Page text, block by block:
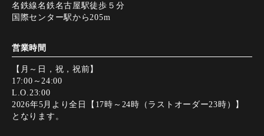
名鉄線名鉄名古屋駅徒歩５分
国際センター駅から205m
営業時間
【月～日，祝，祝前】
17:00～24:00
L.O.23:00
2026年5月より全日【17時～24時（ラストオーダー23時）】
となります。